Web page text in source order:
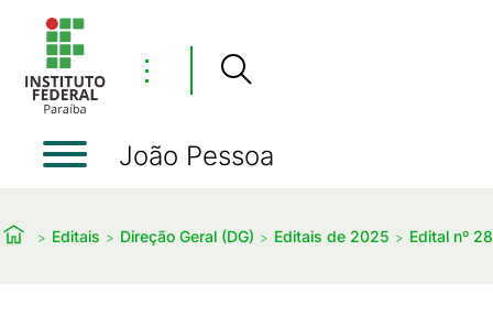
⋮
João Pessoa
Editais Direção Geral (DG) Editais de 2025 Edital nº